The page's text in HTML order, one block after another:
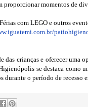
proporcionar momentos de
com LEGO e outros
crianças e oferecer uma
se destaca como
durante o período de recesso